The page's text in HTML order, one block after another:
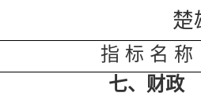
楚
指 标 名 称
七、财政